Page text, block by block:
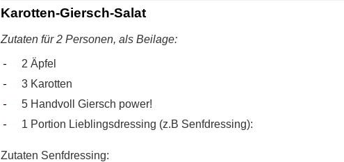
Karotten-Giersch-Salat
Zutaten für 2 Personen, als Beilage:
2 Äpfel
3 Karotten
5 Handvoll Giersch power!
1 Portion Lieblingsdressing (z.B Senfdressing):
Zutaten Senfdressing: